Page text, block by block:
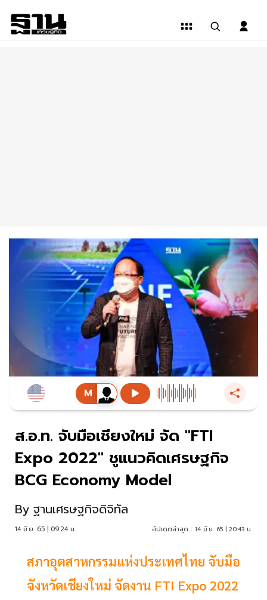
ส.อ.ท. จับมือเชียงใหม่ จัด "FTI
Expo 2022" ชูแนวคิดเศรษฐกิจ
BCG Economy Model
By ฐานเศรษฐกิจดิจิทัล
14 มิ.ย. 65 | 09:24 น. อัปเดตล่าสุด : 14 มิ.ย. 65 | 20:43 น.
สภาอุตสาหกรรมแห่งประเทศไทย จับมือ
จังหวัดเชียงใหม่ จัดงาน FTI Expo 2022